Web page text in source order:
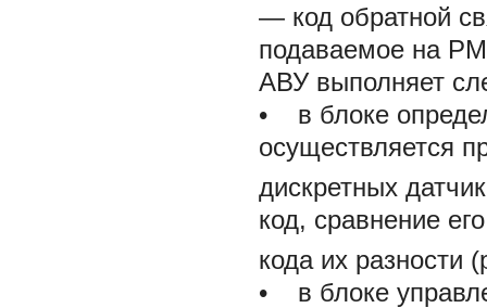
— код обратной
подаваемое на РМ
АВУ выполняет
• в блоке
осуществляется
дискретных
код, сравнение
кода их разности
• в блоке